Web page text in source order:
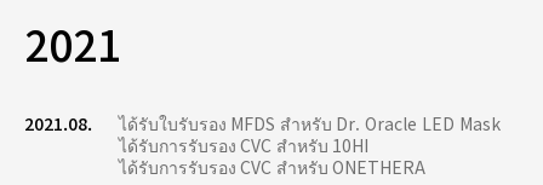
2021
2021.08.
ได้รับใบรับรอง MFDS สำหรับ Dr. Oracle LED Mask
ได้รับการรับรอง CVC สำหรับ 10HI
ได้รับการรับรอง CVC สำหรับ ONETHERA